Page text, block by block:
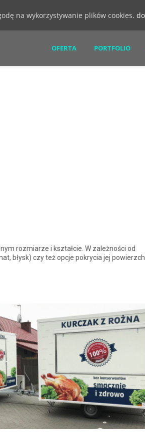
OFERTA PORTFOLIO
rozmiarze i kształcie. W zależności od
błysk) czy też opcje pokrycia jej
na wykorzystywanie plików cookies.